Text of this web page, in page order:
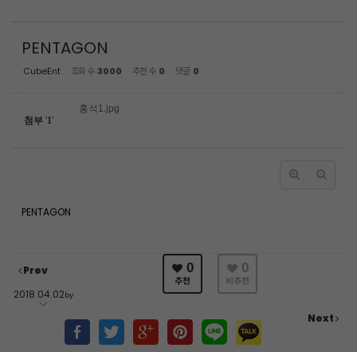
PENTAGON
CubeEnt 조회 수 3000 추천 수 0 댓글 0
첨부 '1'
홍석1.jpg
PENTAGON
Prev
2018.04.02by
Next
0
추천
0
비추천